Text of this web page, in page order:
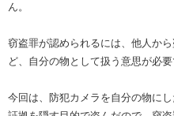
ん。
窃盗罪が認められるには、他人か
ど、自分の物として扱う意思が必要
今回は、防犯カメラを自分の物に